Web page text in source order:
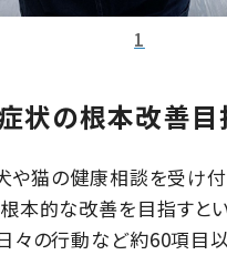
1
状の根本改善目
猫の健康相談を受け付
本的な改善を目指すと
々の行動など約60項目